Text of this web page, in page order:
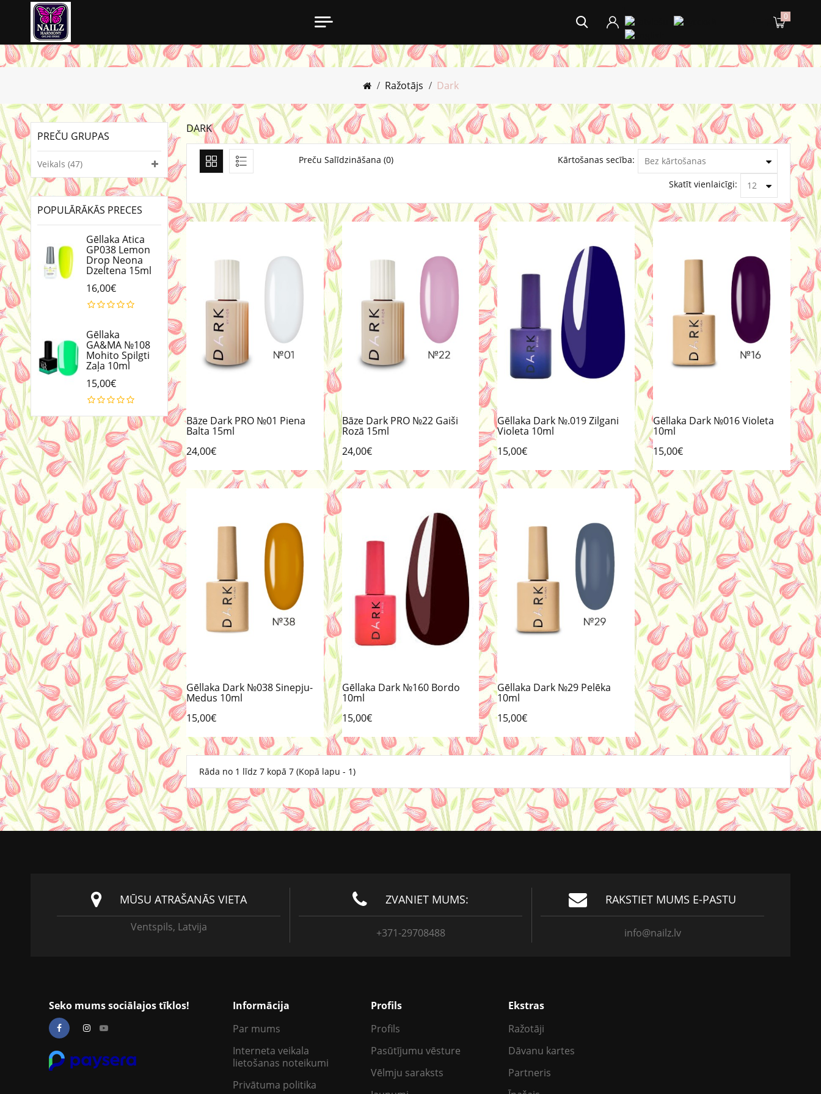
0
Ražotājs Dark
PREČU GRUPAS
Veikals (47)
POPULĀRĀKĀS PRECES
Gēllaka Atica
GP038 Lemon
Drop Neona
Dzeltena 15ml
16,00€
Gēllaka
GA&MA №108
Mohito Spilgti
Zaļa 10ml
15,00€
DARK
Preču Salīdzināšana (0) Kārtošanas secība:
Skatīt vienlaicīgi:
Bāze Dark PRO №01 Piena
Balta 15ml
24,00€
Bāze Dark PRO №22 Gaiši
Rozā 15ml
24,00€
Gēllaka Dark №.019 Zilgani
Violeta 10ml
15,00€
Gēllaka Dark №016 Violeta
10ml
15,00€
Gēllaka Dark №038 Sinepju-
Medus 10ml
15,00€
Gēllaka Dark №160 Bordo
10ml
15,00€
Gēllaka Dark №29 Pelēka
10ml
15,00€
Rāda no 1 līdz 7 kopā 7 (Kopā lapu - 1)
MŪSU ATRAŠANĀS VIETA
Ventspils, Latvija
ZVANIET MUMS:
+371-29708488
RAKSTIET MUMS E-PASTU
info@nailz.lv
Seko mums sociālajos tīklos!
Informācija
Par mums
Interneta veikala
lietošanas noteikumi
Privātuma politika
Profils
Profils
Pasūtījumu vēsture
Vēlmju saraksts
Ekstras
Ražotāji
Dāvanu kartes
Partneris